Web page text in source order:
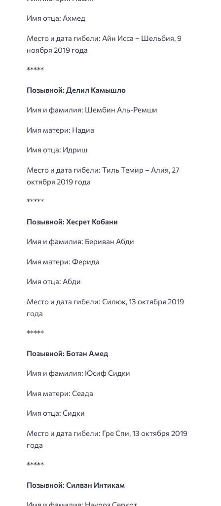
Имя отца: Ахмед
Место и дата гибели: Айн Исса – Шельбия, 9
ноября 2019 года
*****
Позывной: Делил Камышло
Имя и фамилия: Шембин Аль-Ремши
Имя матери: Надиа
Имя отца: Идриш
Место и дата гибели: Тиль Темир – Алия, 27
октября 2019 года
*****
Позывной: Хесрет Кобани
Имя и фамилия: Бериван Абди
Имя матери: Ферида
Имя отца: Абди
Место и дата гибели: Силюк, 13 октября 2019
года
*****
Позывной: Ботан Амед
Имя и фамилия: Юсиф Сидки
Имя матери: Сеада
Имя отца: Сидки
Место и дата гибели: Гре Спи, 13 октября 2019
года
*****
Позывной: Силван Интикам